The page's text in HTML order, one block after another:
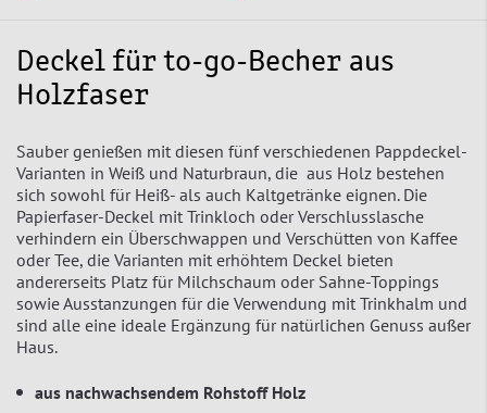
Deckel für to-go-Becher aus
Holzfaser
Sauber genießen mit diesen fünf verschiedenen Pappdeckel-
Varianten in Weiß und Naturbraun, die aus Holz bestehen
sich sowohl für Heiß- als auch Kaltgetränke eignen. Die
Papierfaser-Deckel mit Trinkloch oder Verschlusslasche
verhindern ein Überschwappen und Verschütten von Kaffee
oder Tee, die Varianten mit erhöhtem Deckel bieten
andererseits Platz für Milchschaum oder Sahne-Toppings
sowie Ausstanzungen für die Verwendung mit Trinkhalm und
sind alle eine ideale Ergänzung für natürlichen Genuss außer
Haus.
aus nachwachsendem Rohstoff Holz